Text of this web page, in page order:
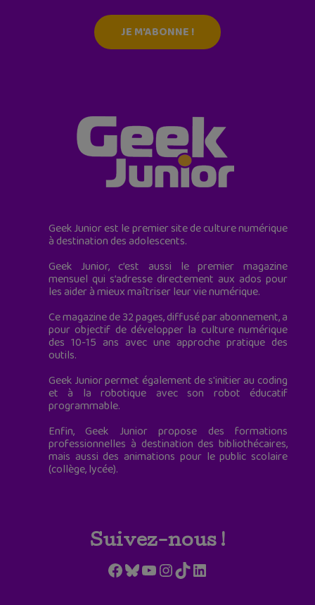
JE M'ABONNE !
Geek Junior est le premier site de culture numérique
à destination des adolescents.
Geek Junior, c’est aussi le premier magazine
mensuel qui s’adresse directement aux ados pour
les aider à mieux maîtriser leur vie numérique.
Ce magazine de 32 pages, diffusé par abonnement, a
pour objectif de développer la culture numérique
des 10-15 ans avec une approche pratique des
outils.
Geek Junior permet également de s'initier au coding
et à la robotique avec son robot éducatif
programmable.
Enfin, Geek Junior propose des formations
professionnelles à destination des bibliothécaires,
mais aussi des animations pour le public scolaire
(collège, lycée).
Suivez-nous !
Facebook
Bluesky
YouTube
Instagram
TikTokLinkedIn